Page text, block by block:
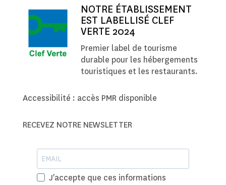
NOTRE ÉTABLISSEMENT
EST LABELLISÉ CLEF
VERTE 2024
Premier label de tourisme
durable pour les hébergements
touristiques et les restaurants.
Accessibilité : accès PMR disponible
RECEVEZ NOTRE NEWSLETTER
J'accepte que ces informations